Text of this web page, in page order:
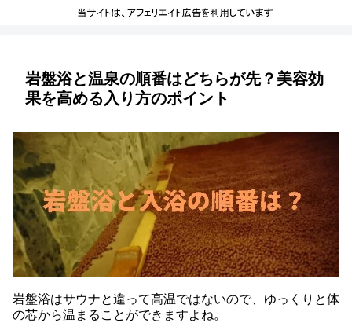
岩盤浴と温泉の順番はどちらが先？美容効
果を高める入り方のポイント
岩盤浴はサウナと違って高温ではないので、ゆっくりと体
の芯から温まることができますよね。